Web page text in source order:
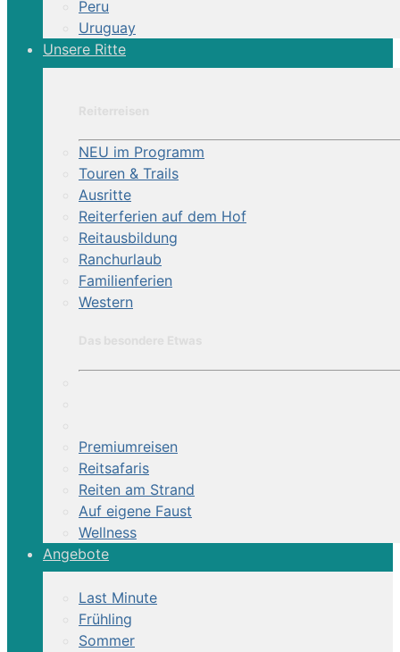
Peru
Uruguay
Unsere Ritte
NEU im Programm
Touren & Trails
Ausritte
Reiterferien auf dem Hof
Reitausbildung
Ranchurlaub
Familienferien
Western
Premiumreisen
Reitsafaris
Reiten am Strand
Auf eigene Faust
Wellness
Angebote
Last Minute
Frühling
Sommer